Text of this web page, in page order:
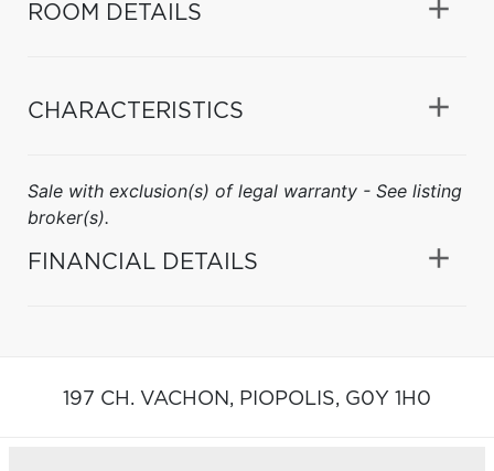
ROOM DETAILS
CHARACTERISTICS
Sale with exclusion(s) of legal warranty - See listing
broker(s).
FINANCIAL DETAILS
197 CH. VACHON, PIOPOLIS, G0Y 1H0